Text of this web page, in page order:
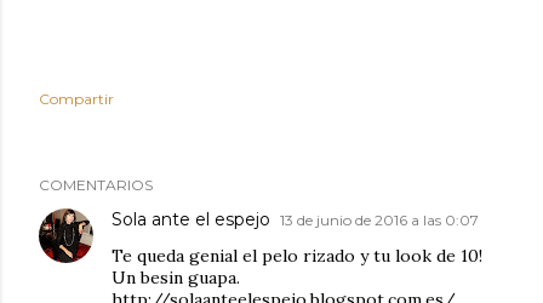
Compartir
COMENTARIOS
Sola ante el espejo 13 de junio de 2016 a las 0:07
Te queda genial el pelo rizado y tu look de 10!
Un besin guapa.